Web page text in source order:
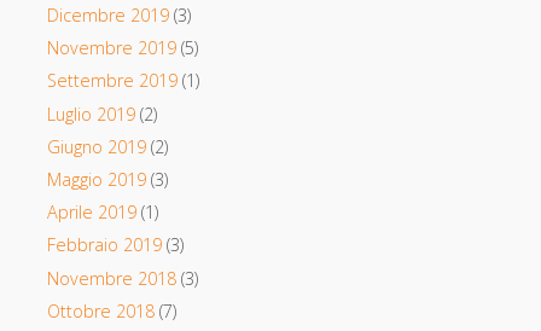
Dicembre 2019(3)
Novembre 2019(5)
Settembre 2019(1)
Luglio 2019(2)
Giugno 2019(2)
Maggio 2019(3)
Aprile 2019(1)
Febbraio 2019(3)
Novembre 2018(3)
Ottobre 2018(7)